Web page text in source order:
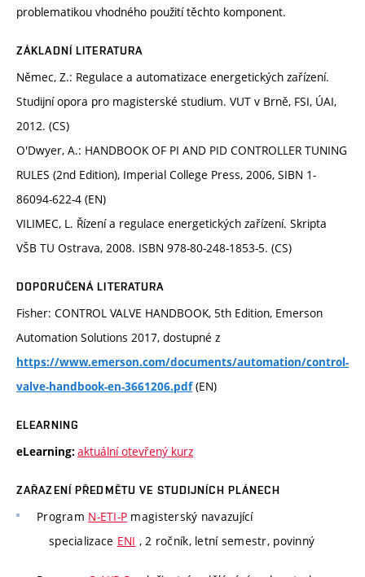
problematikou vhodného použití těchto komponent.
ZÁKLADNÍ LITERATURA
Němec, Z.: Regulace a automatizace energetických zařízení.
Studijní opora pro magisterské studium. VUT v Brně, FSI, ÚAI,
2012. (CS)
O'Dwyer, A.: HANDBOOK OF PI AND PID CONTROLLER TUNING
RULES (2nd Edition), Imperial College Press, 2006, SIBN 1-
86094-622-4 (EN)
VILIMEC, L. Řízení a regulace energetických zařízení. Skripta
VŠB TU Ostrava, 2008. ISBN 978-80-248-1853-5. (CS)
DOPORUČENÁ LITERATURA
Fisher: CONTROL VALVE HANDBOOK, 5th Edition, Emerson
Automation Solutions 2017, dostupné z
https://www.emerson.com/documents/automation/control-
valve-handbook-en-3661206.pdf(EN)
ELEARNING
eLearning: aktuální otevřený kurz
ZAŘAZENÍ PŘEDMĚTU VE STUDIJNÍCH PLÁNECH
Program N-ETI-P magisterský navazující
specializace ENI , 2 ročník, letní semestr, povinný